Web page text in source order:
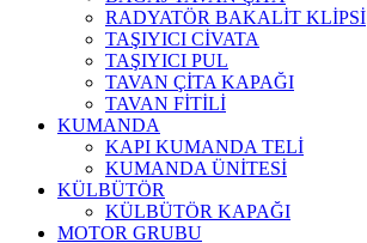
RADYATÖR BAKALİT KLİPSİ
TAŞIYICI CİVATA
TAŞIYICI PUL
TAVAN ÇİTA KAPAĞI
TAVAN FİTİLİ
KUMANDA
KAPI KUMANDA TELİ
KUMANDA ÜNİTESİ
KÜLBÜTÖR
KÜLBÜTÖR KAPAĞI
MOTOR GRUBU